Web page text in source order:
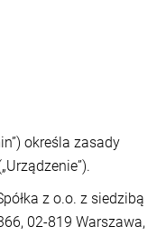
określa zasady
z o.o. z siedzibą
02-819 Warszawa,